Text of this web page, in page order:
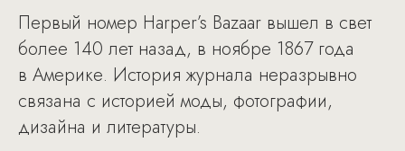
Первый номер Harper’s Bazaar вышел в свет
более 140 лет назад, в ноябре 1867 года
в Америке. История журнала неразрывно
связана с историей моды, фотографии,
дизайна и литературы.